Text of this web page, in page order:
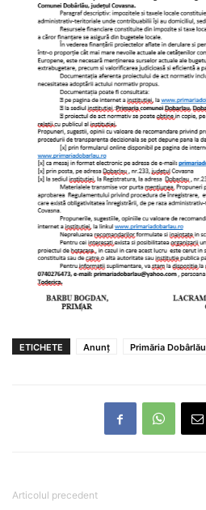
ETICHETE Anunț Primăria Dobârlău
Articolul precedent